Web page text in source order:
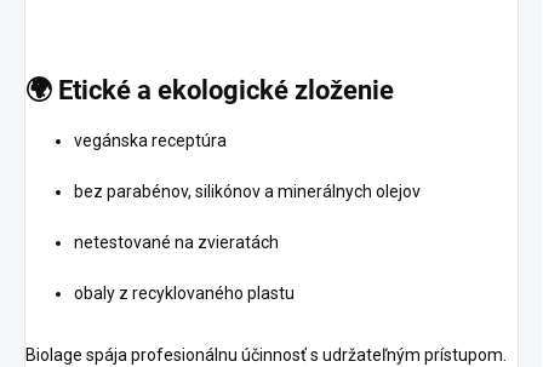
🌍 Etické a ekologické zloženie
vegánska receptúra
bez parabénov, silikónov a minerálnych olejov
netestované na zvieratách
obaly z recyklovaného plastu
Biolage spája profesionálnu účinnosť s udržateľným prístupom.